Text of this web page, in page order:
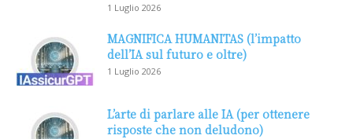
1 Luglio 2026
MAGNIFICA HUMANITAS (l’impatto
dell’IA sul futuro e oltre)
1 Luglio 2026
L’arte di parlare alle IA (per ottenere
risposte che non deludono)